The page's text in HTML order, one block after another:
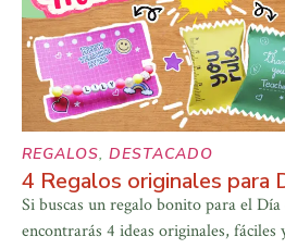
REGALOS, DESTACADO
4 Regalos originales para
Si buscas un regalo bonito para el
encontrarás 4 ideas originales, fáciles